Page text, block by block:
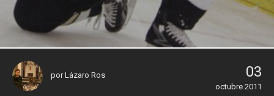
porLázaro Ros 03
octubre 2011